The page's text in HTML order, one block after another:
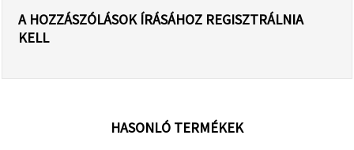
A HOZZÁSZÓLÁSOK ÍRÁSÁHOZ REGISZTRÁLNIA
KELL
HASONLÓ TERMÉKEK